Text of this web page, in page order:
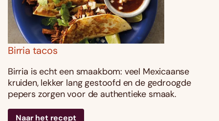
Birria tacos
Birria is echt een smaakbom: veel Mexicaanse
kruiden, lekker lang gestoofd en de gedroogde
pepers zorgen voor de authentieke smaak.
Naar het recept